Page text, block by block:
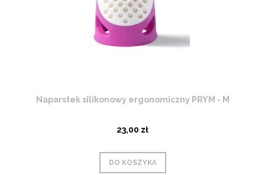
Naparstek silikonowy ergonomiczny PRYM - M
23,00 zł
DO KOSZYKA